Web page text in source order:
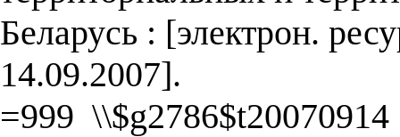
Беларусь : [электрон.
14.09.2007].
=999 \\$g2786$t20070914